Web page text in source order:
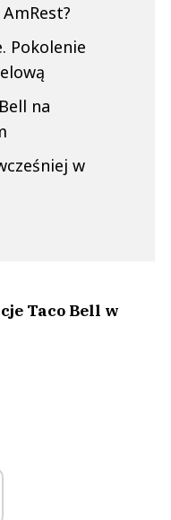
Pokolenie
na
w
Taco Bell w